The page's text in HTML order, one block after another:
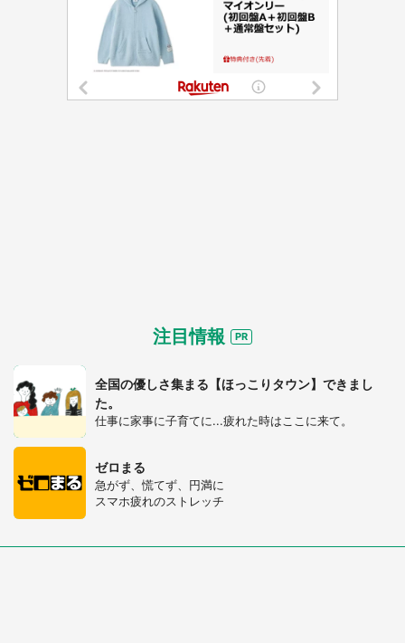
都道府選択
注目情報
全国の優しさ集まる【ほっこりタウン】できまし
た。
仕事に家事に子育てに...疲れた時はここに来て。
ゼロまる
急がず、慌てず、円満に
スマホ疲れのストレッチ